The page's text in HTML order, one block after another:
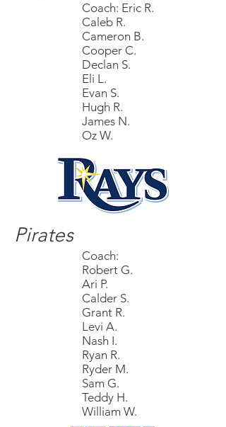
Coach: Eric R.
Caleb R.
Cameron B.
Cooper C.
Declan S.
Eli L.
Evan S.
Hugh R.
James N.
Oz W.
Pirates
Coach:
Robert G.
Ari P.
Calder S.
Grant R.
Levi A.
Nash I.
Ryan R.
Ryder M.
Sam G.
Teddy H.
William W.